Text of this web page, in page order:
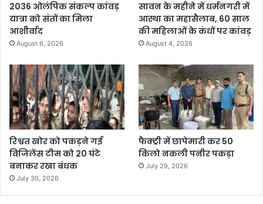
2036 ओलंपिक संकल्प कांवड़
यात्रा को संतों का मिला
आशीर्वाद
August 6, 2026
सावन के महीने में धर्मनगरी में
आस्था का महासैलाब, 60 साल
की महिलाओं के कंधों पर कांवड़
August 4, 2026
रिश्वत खोर को पकड़ने गई
विजिलेंस टीम को 20 घंटे
बनाकर रखा बंधक
July 30, 2026
फैक्ट्री में छापेमारी कर 50
किलो नकली पनीर पकड़ा
July 29, 2026